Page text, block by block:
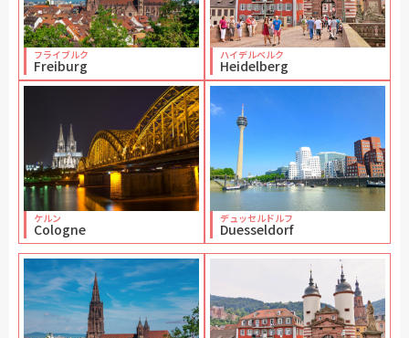
フライブルク
Freiburg
ハイデルベルク
Heidelberg
ケルン
Cologne
デュッセルドルフ
Duesseldorf